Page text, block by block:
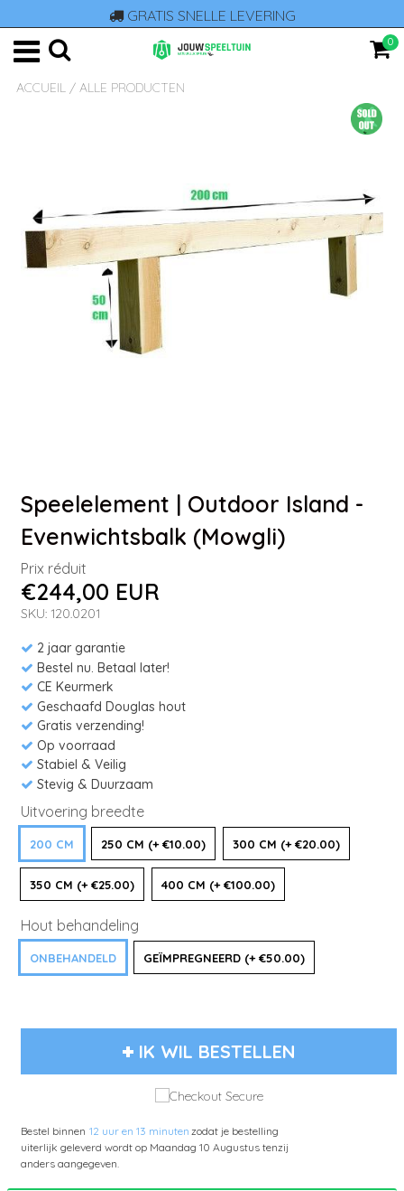
GRATIS SNELLE LEVERING
0
ACCUEIL / ALLE PRODUCTEN
Speelelement | Outdoor Island -
Evenwichtsbalk (Mowgli)
Prix réduit
€244,00 EUR
SKU: 120.0201
2 jaar garantie
Bestel nu. Betaal later!
CE Keurmerk
Geschaafd Douglas hout
Gratis verzending!
Op voorraad
Stabiel & Veilig
Stevig & Duurzaam
Uitvoering breedte
200 CM 250 CM (+ €10.00) 300 CM (+ €20.00)
350 CM (+ €25.00) 400 CM (+ €100.00)
Hout behandeling
ONBEHANDELD GEÏMPREGNEERD (+ €50.00)
IK WIL BESTELLEN
Bestel binnen 12 uur en 13 minutenzodat je bestelling
uiterlijk geleverd wordt op Maandag 10 Augustus tenzij
anders aangegeven.